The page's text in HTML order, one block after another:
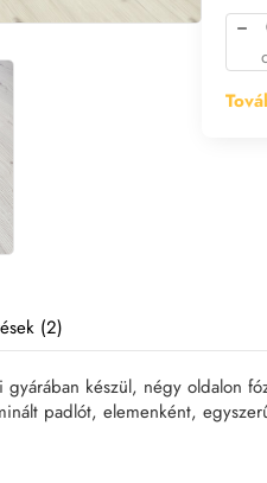
−
(2)
készül, négy oldalon
padlót, elemenként,